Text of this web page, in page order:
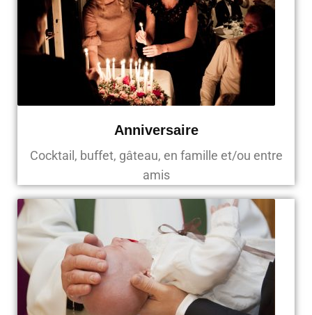
Anniversaire
Cocktail, buffet, gâteau, en famille et/ou entre
amis